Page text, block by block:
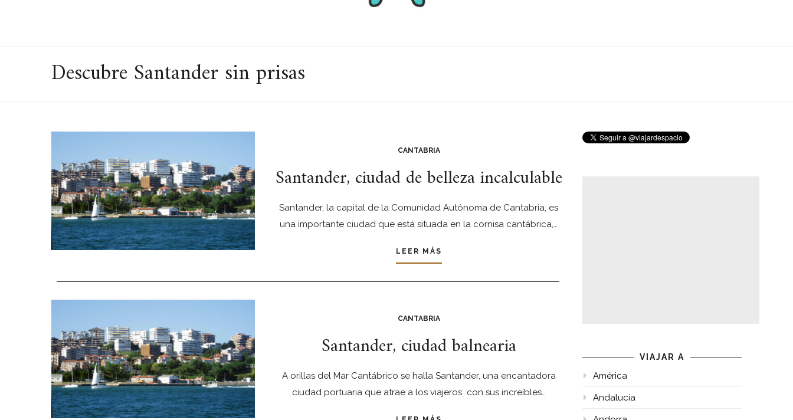
Descubre Santander sin prisas
CANTABRIA
Santander, ciudad de belleza incalculable
Santander, la capital de la Comunidad Autónoma de Cantabria, es
una importante ciudad que está situada en la cornisa cantábrica,…
LEER MÁS
CANTABRIA
Santander, ciudad balnearia
A orillas del Mar Cantábrico se halla Santander, una encantadora
ciudad portuaria que atrae a los viajeros con sus increíbles…
VIAJAR A
América
Andalucía